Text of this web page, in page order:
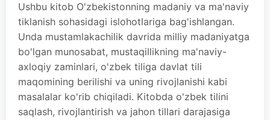
Ushbu kitob O'zbekistonning madaniy va ma'naviy
tiklanish sohasidagi islohotlariga bag'ishlangan.
Unda mustamlakachilik davrida milliy madaniyatga
bo'lgan munosabat, mustaqillikning ma'naviy-
axloqiy zaminlari, o'zbek tiliga davlat tili
maqomining berilishi va uning rivojlanishi kabi
masalalar ko'rib chiqiladi. Kitobda o'zbek tilini
saqlash, rivojlantirish va jahon tillari darajasiga